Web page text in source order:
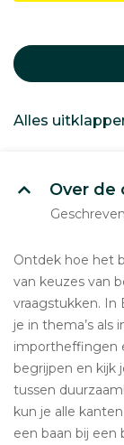
Alles
Over de
Ontdek hoe het
van keuzes van
vraagstukken. In
je in thema’s als
importheffingen
begrijpen en kijk
tussen
kun je alle
een baan bij een